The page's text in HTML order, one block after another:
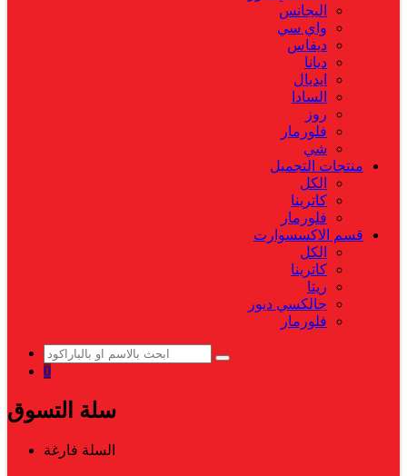
اليجانس
واي سي
ديفاس
ديانا
ايديال
السادا
روز
فلورمار
شي
منتجات التجميل
الكل
كاترينا
فلورمار
قسم الاكسسوارت
الكل
كاترينا
ريتا
جالكسي ديور
فلورمار
0
السلة فارغة